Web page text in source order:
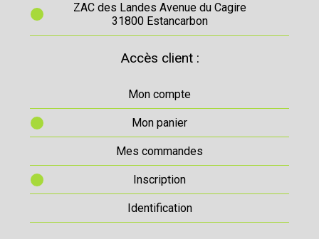
ZAC des Landes Avenue du Cagire
31800 Estancarbon
Accès client :
Mon compte
Mon panier
Mes commandes
Inscription
Identification